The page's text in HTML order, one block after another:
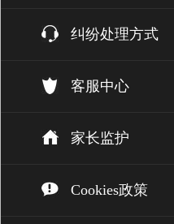
纠纷处理方式
客服中心
家长监护
Cookies政策